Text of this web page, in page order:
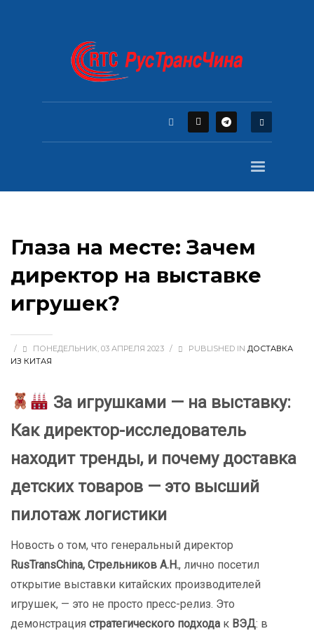
Глаза на месте: Зачем
директор на выставке
игрушек?
/ ПОНЕДЕЛЬНИК, 03 АПРЕЛЯ 2023 / PUBLISHED IN ДОСТАВКА
ИЗ КИТАЯ
За игрушками — на выставку:
Как директор-исследователь
находит тренды, и почему доставка
детских товаров — это высший
пилотаж логистики
Новость о том, что генеральный директор
RusTransChina, Стрельников А.Н., лично посетил
открытие выставки китайских производителей
игрушек, — это не просто пресс-релиз. Это
демонстрация стратегического подхода к ВЭД: в